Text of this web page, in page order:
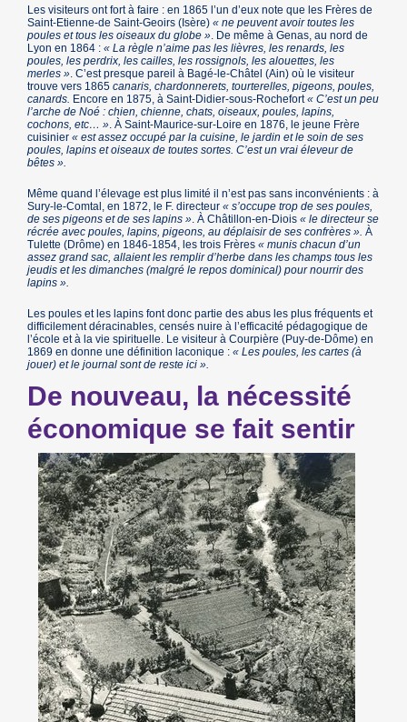
Les visiteurs ont fort à faire : en 1865 l’un d’eux note que les Frères de
Saint-Etienne-de Saint-Geoirs (Isère)« ne peuvent avoir toutes les
poules et tous les oiseaux du globe » . De même à Genas, au nord de
Lyon en 1864 :« La règle n’aime pas les lièvres, les renards, les
poules, les perdrix, les cailles, les rossignols, les alouettes, les
merles » . C’est presque pareil à Bagé-le-Châtel (Ain) où le visiteur
trouve vers 1865canaris, chardonnerets, tourterelles, pigeons, poules,
canards. Encore en 1875, à Saint-Didier-sous-Rochefort« C’est un peu
l’arche de Noé : chien, chienne, chats, oiseaux, poules, lapins,
cochons, etc… » . À Saint-Maurice-sur-Loire en 1876, le jeune Frère
cuisinier« est assez occupé par la cuisine, le jardin et le soin de ses
poules, lapins et oiseaux de toutes sortes. C’est un vrai éleveur de
bêtes ».
Même quand l’élevage est plus limité il n’est pas sans inconvénients : à
Sury-le-Comtal, en 1872, le F. directeur« s’occupe trop de ses poules,
de ses pigeons et de ses lapins » . À Châtillon-en-Diois« le directeur se
récrée avec poules, lapins, pigeons, au déplaisir de ses confrères ». À
Tulette (Drôme) en 1846-1854, les trois Frères « munis chacun d’un
assez grand sac, allaient les remplir d’herbe dans les champs tous les
jeudis et les dimanches (malgré le repos dominical) pour nourrir des
lapins ».
Les poules et les lapins font donc partie des abus les plus fréquents et
difficilement déracinables, censés nuire à l’efficacité pédagogique de
l’école et à la vie spirituelle. Le visiteur à Courpière (Puy-de-Dôme) en
1869 en donne une définition laconique :« Les poules, les cartes (à
jouer) et le journal sont de reste ici ».
De nouveau, la nécessité
économique se fait sentir